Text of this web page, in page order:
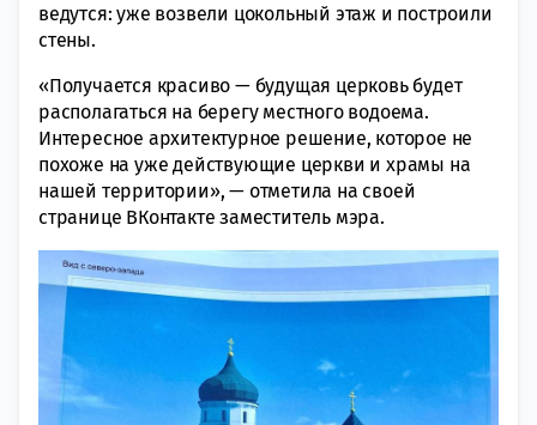
ведутся: уже возвели цокольный этаж и построили
стены.
«Получается красиво — будущая церковь будет
располагаться на берегу местного водоема.
Интересное архитектурное решение, которое не
похоже на уже действующие церкви и храмы на
нашей территории», — отметила на своей
странице ВКонтакте заместитель мэра.